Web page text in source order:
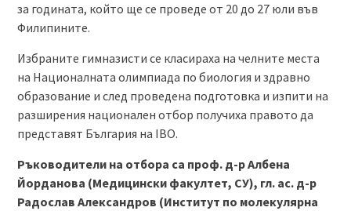
за годината, който ще се проведе от 20 до 27 юли във
Филипините.
Избраните гимназисти се класираха на челните места
на Националната олимпиада по биология и здравно
образование и след проведена подготовка и изпити на
разширения национален отбор получиха правото да
представят България на IBO.
Ръководители на отбора са проф. д-р Албена
Йорданова (Медицински факултет, СУ), гл. ас. д-р
Радослав Александров (Институт по молекулярна